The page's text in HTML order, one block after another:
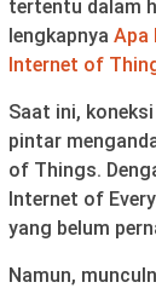
tertentu dalam
lengkapnya Apa
Internet of
Saat ini,
pintar
of Things.
Internet of
yang belum
Namun,